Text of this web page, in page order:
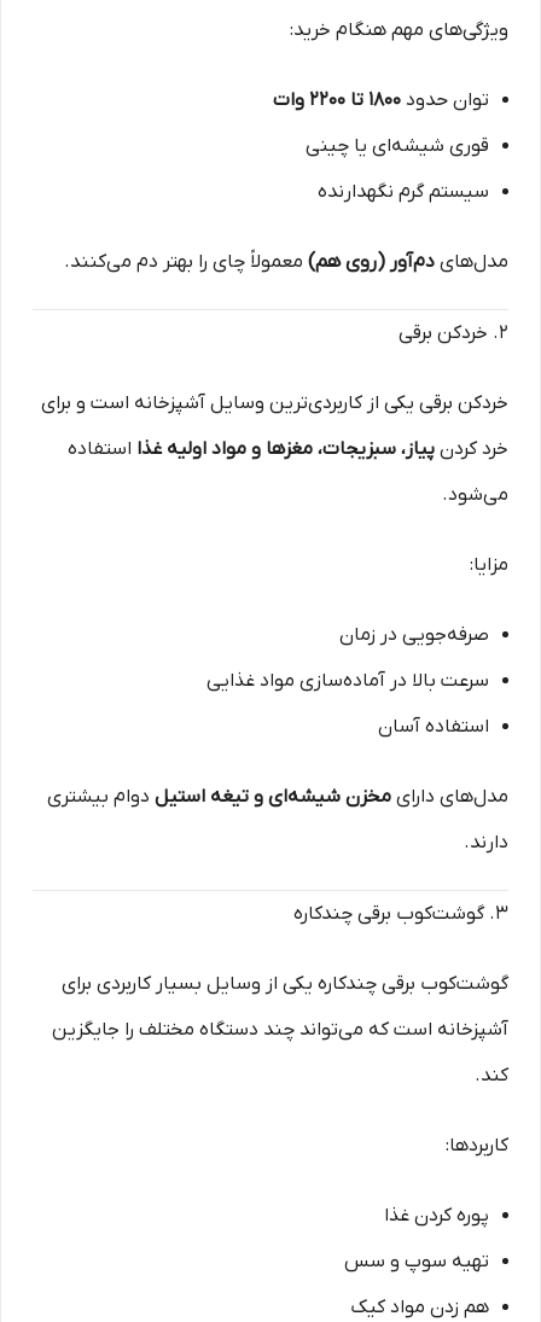
ویژگی‌های مهم هنگام خرید:
توان حدود ۱۸۰۰ تا ۲۲۰۰ وات
قوری شیشه‌ای یا چینی
سیستم گرم نگهدارنده
مدل‌های دم‌آور (روی هم) معمولاً چای را بهتر دم می‌کنند.
۲. خردکن برقی
خردکن برقی یکی از کاربردی‌ترین وسایل آشپزخانه است و برای
خرد کردن پیاز، سبزیجات، مغزها و مواد اولیه غذا استفاده
می‌شود.
مزایا:
صرفه‌جویی در زمان
سرعت بالا در آماده‌سازی مواد غذایی
استفاده آسان
مدل‌های دارای مخزن شیشه‌ای و تیغه استیل دوام بیشتری
دارند.
۳. گوشت‌کوب برقی چندکاره
گوشت‌کوب برقی چندکاره یکی از وسایل بسیار کاربردی برای
آشپزخانه است که می‌تواند چند دستگاه مختلف را جایگزین
کند.
کاربردها:
پوره کردن غذا
تهیه سوپ و سس
هم زدن مواد کیک